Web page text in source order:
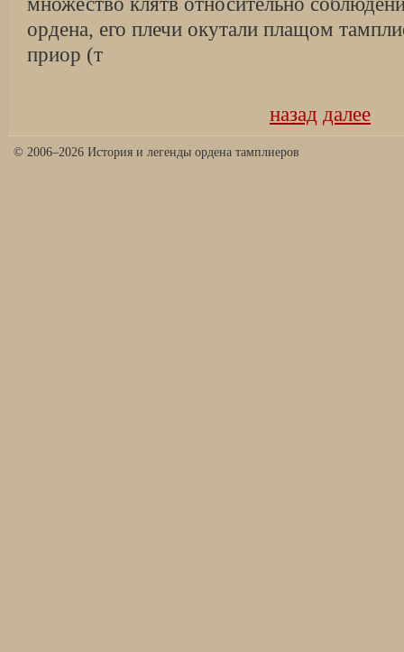
ордена, его плечи окутали плащом
приор (т
назад далее
© 2006–2026 История и легенды ордена тамплиеров